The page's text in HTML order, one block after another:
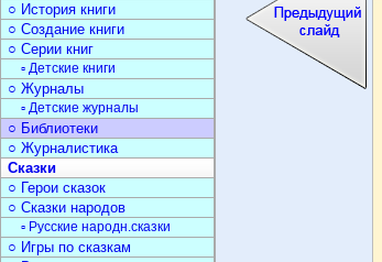
○ История книги
○ Создание книги
○ Серии книг
▫ Детские книги
○ Журналы
▫ Детские журналы
○ Библиотеки
○ Журналистика
Сказки
○ Герои сказок
○ Сказки народов
▫ Русские народн.сказки
○ Игры по сказкам